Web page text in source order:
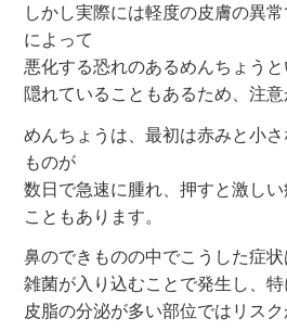
しかし実際には軽度の皮膚の異
によって
悪化する恐れのあるめんちょう
隠れていることもあるため、注意
めんちょうは、最初は赤みと小
ものが
数日で急速に腫れ、押すと激し
こともあります。
鼻のできものの中でこうした症
雑菌が入り込むことで発生し、
皮脂の分泌が多い部位ではリスク